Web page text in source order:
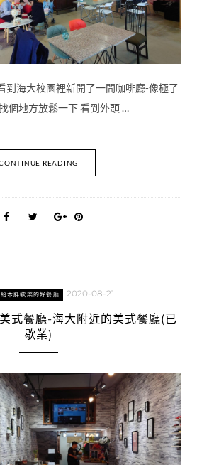
到海大校園裡新開了一間咖啡廳-像極了
個地方放鬆一下 看到外頭 …
READING
本胖歡樂的好餐廳 2020-08-21
式餐廳-海大附近的美式餐廳(已
歇業)